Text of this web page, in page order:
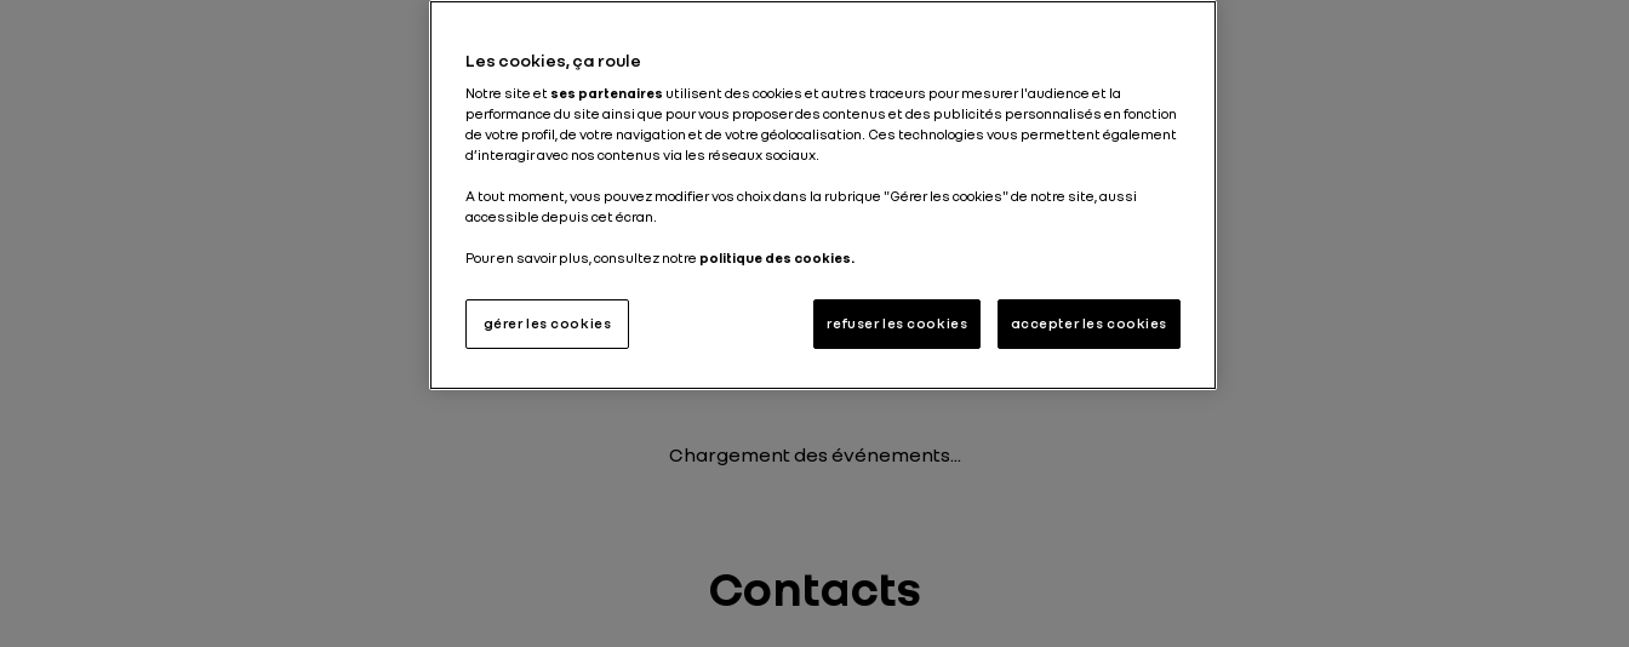
Agenda
Prochains événements
Derniers événements
Chargement des événements...
Contacts
Les cookies, ça roule
Notre site et ses partenaires utilisent des cookies et autres traceurs pour mesurer l'audience et la
performance du site ainsi que pour vous proposer des contenus et des publicités personnalisés en fonction
de votre profil, de votre navigation et de votre géolocalisation. Ces technologies vous permettent également
d’interagir avec nos contenus via les réseaux sociaux.
A tout moment, vous pouvez modifier vos choix dans la rubrique "Gérer les cookies" de notre site, aussi
accessible depuis cet écran.
Pour en savoir plus, consultez notre politique des cookies.
gérer les cookies refuser les cookies accepter les cookies